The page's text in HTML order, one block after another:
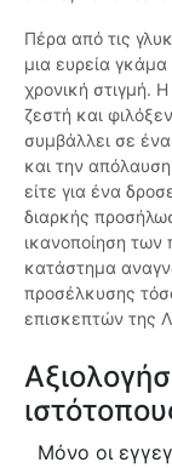
Πέρα από τις
μια ευρεία
χρονική στιγμή.
ζεστή και
συμβάλλει σε
και την
είτε για ένα
διαρκής
ικανοποίηση των
κατάστημα
προσέλκυσης
επισκεπτών της
Μόνο οι